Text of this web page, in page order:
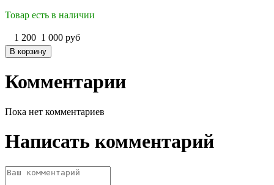
Товар есть в наличии
1 200 1 000 руб
Комментарии
Пока нет комментариев
Написать комментарий